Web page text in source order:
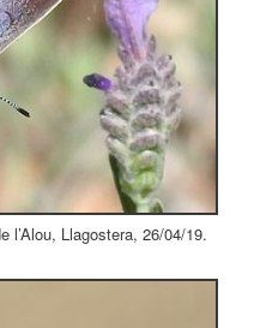
l’Alou, Llagostera, 26/04/19.